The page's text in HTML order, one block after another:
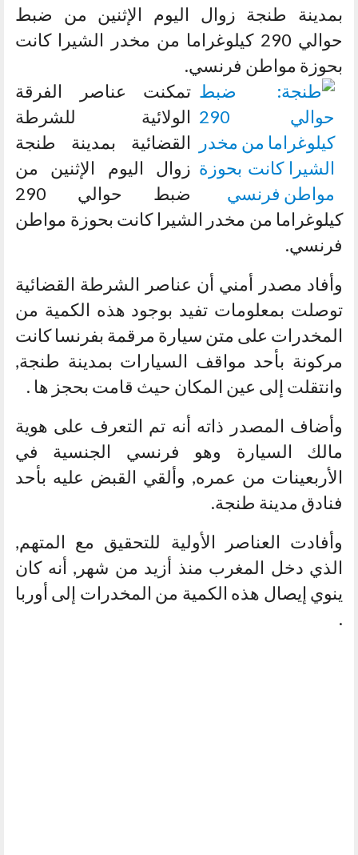
بمدينة طنجة زوال اليوم الإثنين من ضبط
حوالي 290 كيلوغراما من مخدر الشيرا كانت
بحوزة مواطن فرنسي.
تمكنت عناصر الفرقة
الولائية للشرطة
القضائية بمدينة طنجة
زوال اليوم الإثنين من
ضبط حوالي 290
كيلوغراما من مخدر الشيرا كانت بحوزة مواطن
فرنسي.
وأفاد مصدر أمني أن عناصر الشرطة القضائية
توصلت بمعلومات تفيد بوجود هذه الكمية من
المخدرات على متن سيارة مرقمة بفرنسا كانت
مركونة بأحد مواقف السيارات بمدينة طنجة,
وانتقلت إلى عين المكان حيث قامت بحجز ها .
وأضاف المصدر ذاته أنه تم التعرف على هوية
مالك السيارة وهو فرنسي الجنسية في
الأربعينات من عمره, وألقي القبض عليه بأحد
فنادق مدينة طنجة.
وأفادت العناصر الأولية للتحقيق مع المتهم,
الذي دخل المغرب منذ أزيد من شهر, أنه كان
ينوي إيصال هذه الكمية من المخدرات إلى أوربا
.